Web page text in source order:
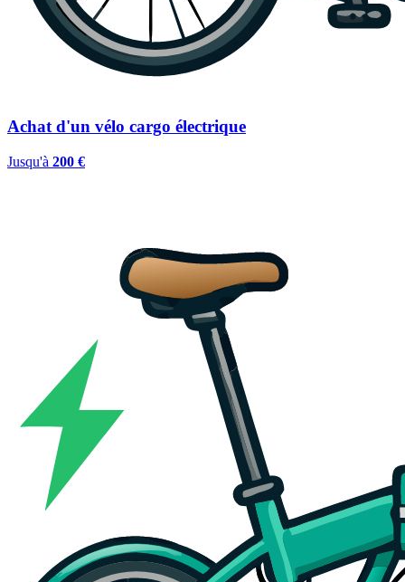
Achat d'un vélo cargo électrique
Jusqu'à 200 €